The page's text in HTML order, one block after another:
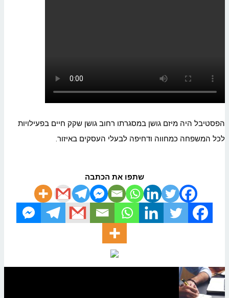
הפסטיבל היה מיזם גושן במסגרתו רחוב גושן שקק חיים בפעילויות
לכל המשפחה כמחווה ודחיפה לבעלי העסקים באיזור.
שתפו את הכתבה